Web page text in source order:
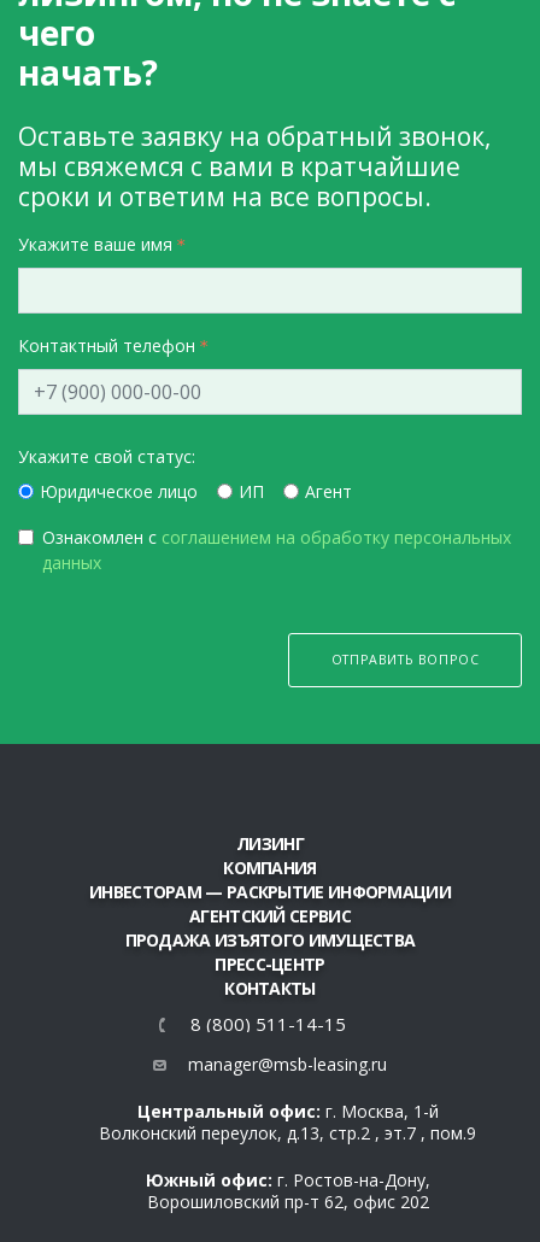
чего
начать?
Оставьте заявку на обратный звонок,
мы свяжемся с вами в кратчайшие
сроки и ответим на все вопросы.
Укажите ваше имя
Контактный телефон
Укажите свой статус:
Юридическое лицо
ИП
Агент
Ознакомлен с соглашением на обработку персональных
данных
ОТПРАВИТЬ ВОПРОС
ЛИЗИНГ
КОМПАНИЯ
ИНВЕСТОРАМ — РАСКРЫТИЕ ИНФОРМАЦИИ
АГЕНТСКИЙ СЕРВИС
ПРОДАЖА ИЗЪЯТОГО ИМУЩЕСТВА
ПРЕСС-ЦЕНТР
КОНТАКТЫ
8 (800) 511-14-15
manager@msb-leasing.ru
Центральный офис: г. Москва, 1-й
Волконский переулок, д.13, стр.2 , эт.7 , пом.9
Южный офис: г. Ростов-на-Дону,
Ворошиловский пр-т 62, офис 202